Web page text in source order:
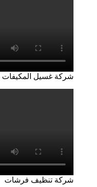
شركة غسيل المكيفات
شركة تنظيف فرشات